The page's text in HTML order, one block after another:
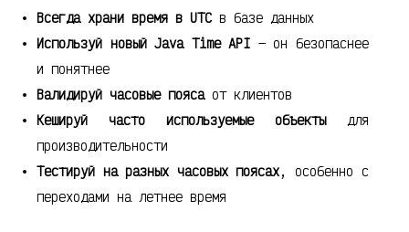
Всегда храни время в UTC в базе данных
Используй новый Java Time API — он безопаснее
и понятнее
Валидируй часовые поясаот клиентов
Кешируй часто используемые объектыдля
производительности
Тестируй на разных часовых поясах, особенно с
переходами на летнее время